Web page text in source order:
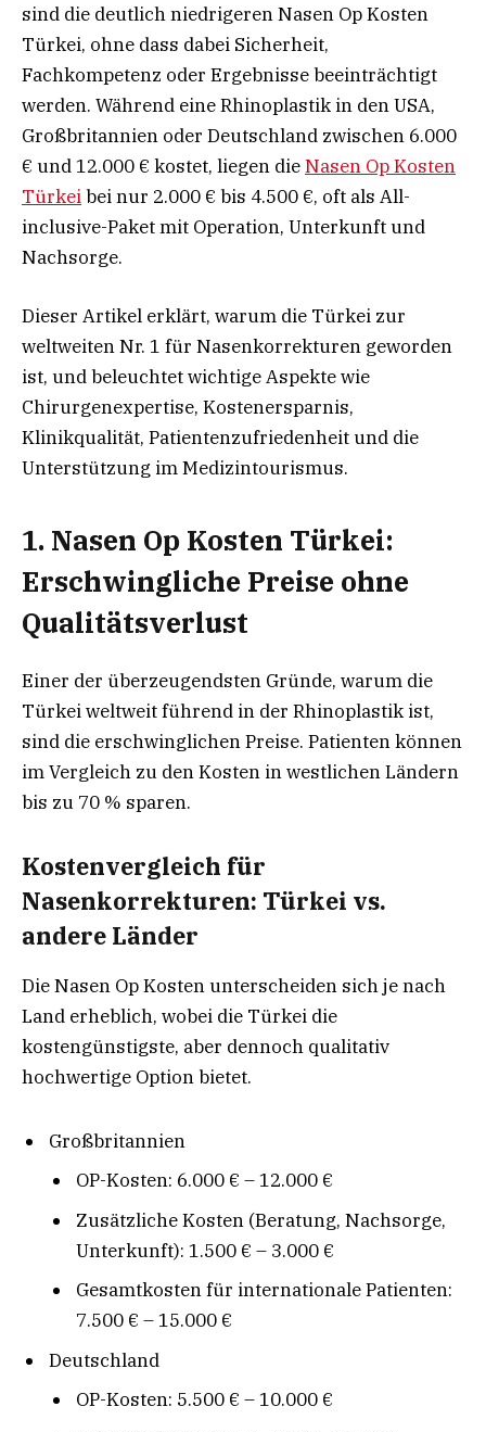
sind die deutlich niedrigeren Nasen Op Kosten
Türkei, ohne dass dabei Sicherheit,
Fachkompetenz oder Ergebnisse beeinträchtigt
werden. Während eine Rhinoplastik in den USA,
Großbritannien oder Deutschland zwischen 6.000
€ und 12.000 € kostet, liegen dieNasen Op Kosten
Türkeibei nur 2.000 € bis 4.500 €, oft als All-
inclusive-Paket mit Operation, Unterkunft und
Nachsorge.
Dieser Artikel erklärt, warum die Türkei zur
weltweiten Nr. 1 für Nasenkorrekturen geworden
ist, und beleuchtet wichtige Aspekte wie
Chirurgenexpertise, Kostenersparnis,
Klinikqualität, Patientenzufriedenheit und die
Unterstützung im Medizintourismus.
1. Nasen Op Kosten Türkei:
Erschwingliche Preise ohne
Qualitätsverlust
Einer der überzeugendsten Gründe, warum die
Türkei weltweit führend in der Rhinoplastik ist,
sind die erschwinglichen Preise. Patienten können
im Vergleich zu den Kosten in westlichen Ländern
bis zu 70 % sparen.
Kostenvergleich für
Nasenkorrekturen: Türkei vs.
andere Länder
Die Nasen Op Kosten unterscheiden sich je nach
Land erheblich, wobei die Türkei die
kostengünstigste, aber dennoch qualitativ
hochwertige Option bietet.
Großbritannien
OP-Kosten: 6.000 € – 12.000 €
Zusätzliche Kosten (Beratung, Nachsorge,
Unterkunft): 1.500 € – 3.000 €
Gesamtkosten für internationale Patienten:
7.500 € – 15.000 €
Deutschland
OP-Kosten: 5.500 € – 10.000 €